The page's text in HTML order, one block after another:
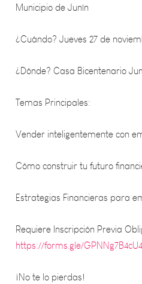
¿Cuándo? Jueves 27 de
¿Dónde? Casa Bicentenario
Temas Principales:
Vender inteligentemente con
Cómo construir tu futuro
Estrategias Financieras para
Requiere Inscripción Previa
https://forms.gle/
¡No te lo pierdas!